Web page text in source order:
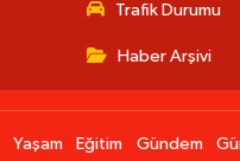
Trafik Durumu
Haber Arşivi
Yaşam Eğitim Gündem